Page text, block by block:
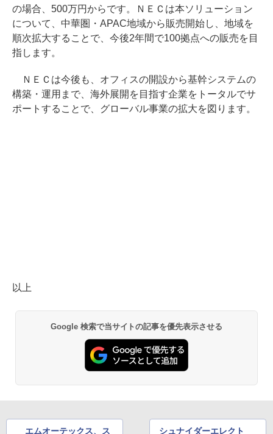
の場合、500万円からです。ＮＥＣは本ソリューション
について、中華圏・APAC地域から販売開始し、地域を
順次拡大することで、今後2年間で100拠点への販売を目
指します。
ＮＥＣは今後も、オフィスの開設から基幹システムの
構築・運用まで、海外展開を目指す企業をトータルでサ
ポートすることで、グローバル事業の拡大を図ります。
以上
Google 検索で当サイトの記事を優先表示させる
エムオーテックス、ス シュナイダーエレクト